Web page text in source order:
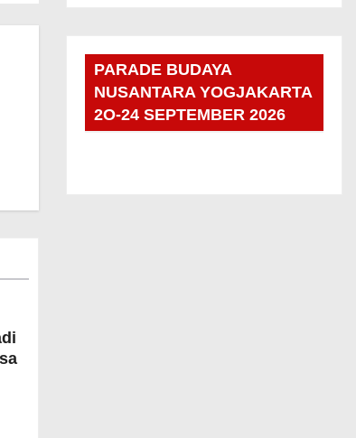
PARADE BUDAYA
NUSANTARA YOGJAKARTA
2O-24 SEPTEMBER 2026